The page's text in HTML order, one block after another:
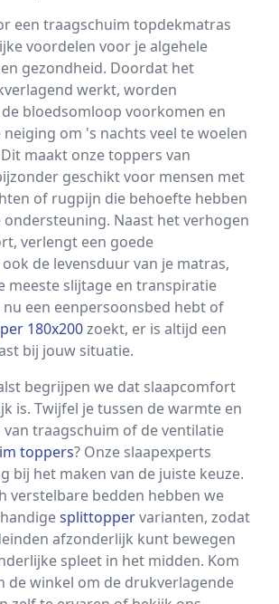
een traagschuim topdekmatras
voordelen voor je algehele
gezondheid. Doordat het
werkt, worden
bloedsomloop voorkomen en
om 's nachts veel te woelen
maakt onze toppers van
geschikt voor mensen met
of rugpijn die behoefte hebben
ondersteuning. Naast het verhogen
verlengt een goede
de levensduur van je matras,
meeste slijtage en transpiratie
een eenpersoonsbed hebt of
180x200zoekt, er is altijd een
bij jouw situatie.
begrijpen we dat slaapcomfort
is. Twijfel je tussen de warmte en
traagschuim of de ventilatie
toppers? Onze slaapexperts
bij het maken van de juiste keuze.
verstelbare bedden hebben we
splittoppervarianten, zodat
afzonderlijk kunt bewegen
spleet in het midden. Kom
de winkel om de drukverlagende